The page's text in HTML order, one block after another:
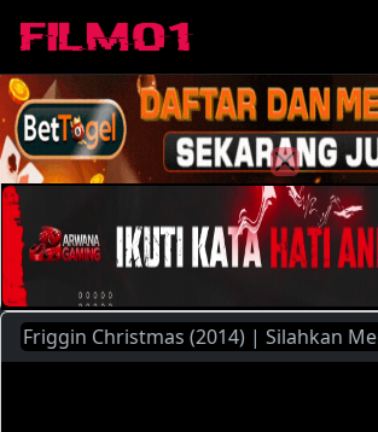
Christmas (2014) | Silahkan